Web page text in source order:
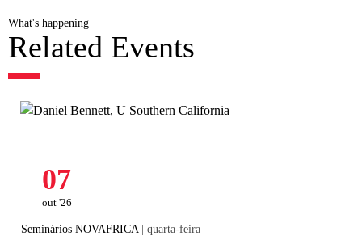
What's happening
Related Events
07
out '26
Seminários NOVAFRICA | quarta-feira